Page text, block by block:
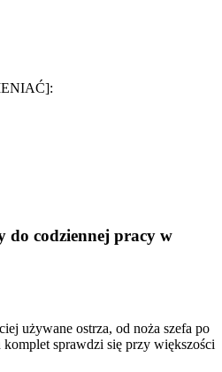
:
do codziennej pracy w
używane ostrza, od noża szefa po
sprawdzi się przy większości